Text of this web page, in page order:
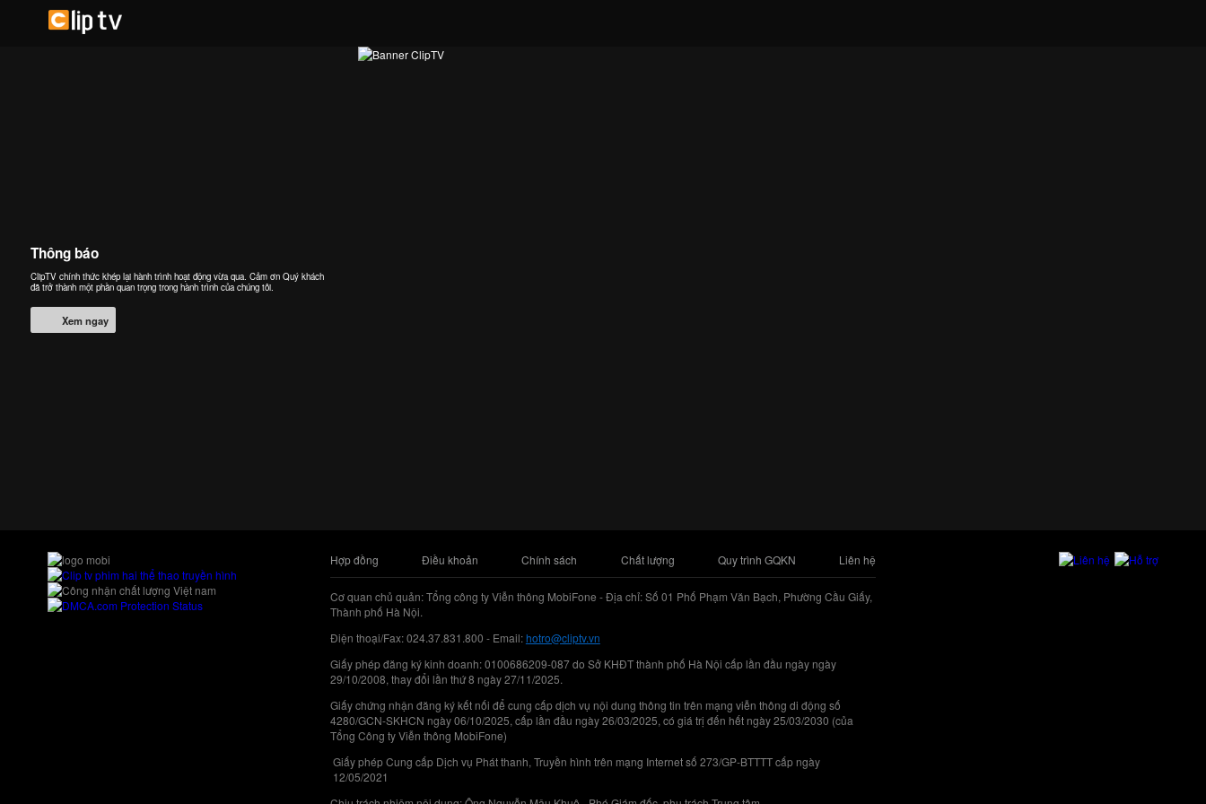
Thông báo
ClipTV chính thức khép lại hành trình hoạt động vừa qua. Cảm ơn Quý khách
đã trở thành một phần quan trọng trong hành trình của chúng tôi.
Xem ngay
Hợp đồng Điều khoản Chính sách Chất lượng Quy trình GQKN Liên hệ
Cơ quan chủ quản: Tổng công ty Viễn thông MobiFone - Địa chỉ: Số 01 Phố Phạm Văn Bạch, Phường Cầu Giấy,
Thành phố Hà Nội.
Điện thoại/Fax: 024.37.831.800 - Email:hotro@cliptv.vn
Giấy phép đăng ký kinh doanh: 0100686209-087 do Sở KHĐT thành phố Hà Nội cấp lần đầu ngày ngày
29/10/2008, thay đổi lần thứ 8 ngày 27/11/2025.
Giấy chứng nhận đăng ký kết nối để cung cấp dịch vụ nội dung thông tin trên mạng viễn thông di động số
4280/GCN-SKHCN ngày 06/10/2025, cấp lần đầu ngày 26/03/2025, có giá trị đến hết ngày 25/03/2030 (của
Tổng Công ty Viễn thông MobiFone)
Giấy phép Cung cấp Dịch vụ Phát thanh, Truyền hình trên mạng Internet số 273/GP-BTTTT cấp ngày
12/05/2021